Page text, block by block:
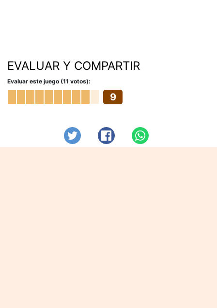
EVALUAR Y COMPARTIR
Evaluar este juego (11 votos):
9